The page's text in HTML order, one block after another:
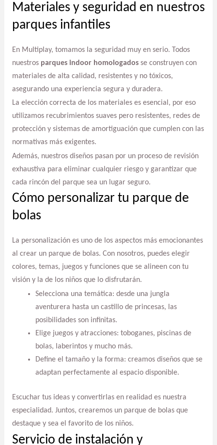
Materiales y seguridad en nuestros
parques infantiles
En Multiplay, tomamos la seguridad muy en serio. Todos
nuestros parques indoor homologadosse construyen con
materiales de alta calidad, resistentes y no tóxicos,
asegurando una experiencia segura y duradera.
La elección correcta de los materiales es esencial, por eso
utilizamos recubrimientos suaves pero resistentes, redes de
protección y sistemas de amortiguación que cumplen con las
normativas más exigentes.
Además, nuestros diseños pasan por un proceso de revisión
exhaustiva para eliminar cualquier riesgo y garantizar que
cada rincón del parque sea un lugar seguro.
Cómo personalizar tu parque de
bolas
La personalización es uno de los aspectos más emocionantes
al crear un parque de bolas. Con nosotros, puedes elegir
colores, temas, juegos y funciones que se alineen con tu
visión y la de los niños que lo disfrutarán.
Selecciona una temática: desde una jungla
aventurera hasta un castillo de princesas, las
posibilidades son infinitas.
Elige juegos y atracciones: toboganes, piscinas de
bolas, laberintos y mucho más.
Define el tamaño y la forma: creamos diseños que se
adaptan perfectamente al espacio disponible.
Escuchar tus ideas y convertirlas en realidad es nuestra
especialidad. Juntos, crearemos un parque de bolas que
destaque y sea el favorito de los niños.
Servicio de instalación y